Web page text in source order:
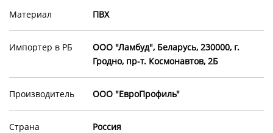
Материал ПВХ
Импортер в РБ
ООО "Ламбуд", Беларусь, 230000, г.
Гродно, пр-т. Космонавтов, 2Б
Производитель ООО "ЕвроПрофиль"
Страна
Россия